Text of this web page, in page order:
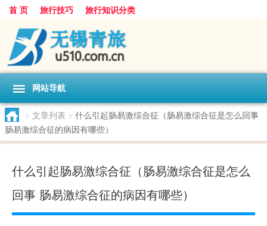
首 页 旅行技巧 旅行知识分类
网站导航
> 文章列表 > 什么引起肠易激综合征（肠易激综合征是怎么回事
肠易激综合征的病因有哪些）
什么引起肠易激综合征（肠易激综合征是怎么
回事 肠易激综合征的病因有哪些）